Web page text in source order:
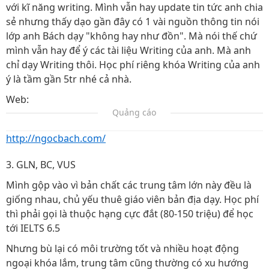
với kĩ năng writing. Mình vẫn hay update tin tức anh chia
sẻ nhưng thấy dạo gần đây có 1 vài nguồn thông tin nói
lớp anh Bách dạy "không hay như đồn". Mà nói thế chứ
mình vẫn hay để ý các tài liệu Writing của anh. Mà anh
chỉ dạy Writing thôi. Học phí riêng khóa Writing của anh
ý là tầm gần 5tr nhé cả nhà.
Web:
Quảng cáo
http://ngocbach.com/
3. GLN, BC, VUS
Mình gộp vào vì bản chất các trung tâm lớn này đều là
giống nhau, chủ yếu thuê giáo viên bản địa dạy. Học phí
thì phải gọi là thuộc hạng cực đắt (80-150 triệu) để học
tới IELTS 6.5
Nhưng bù lại có môi trường tốt và nhiều hoạt động
ngoại khóa lắm, trung tâm cũng thường có xu hướng